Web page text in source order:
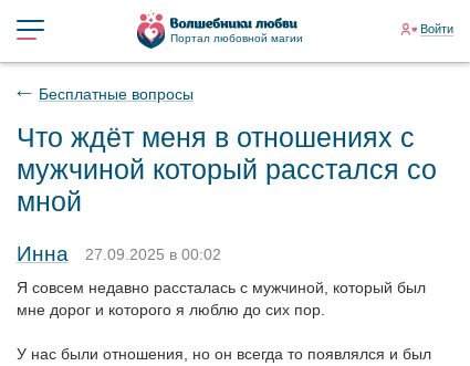
Портал любовной магии
Войти
Бесплатные вопросы
Что ждёт меня в отношениях с
мужчиной который расстался со
мной
Инна
27.09.2025 в 00:02
Я совсем недавно рассталась с мужчиной, который был
мне дорог и которого я люблю до сих пор.
У нас были отношения, но он всегда то появлялся и был